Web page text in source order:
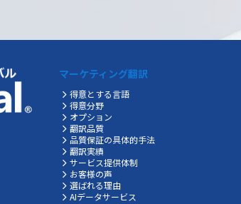
マーケティング翻訳
得意とする言語
得意分野
オプション
翻訳品質
品質保証の具体的手法
翻訳実績
サービス提供体制
お客様の声
選ばれる理由
AIデータサービス